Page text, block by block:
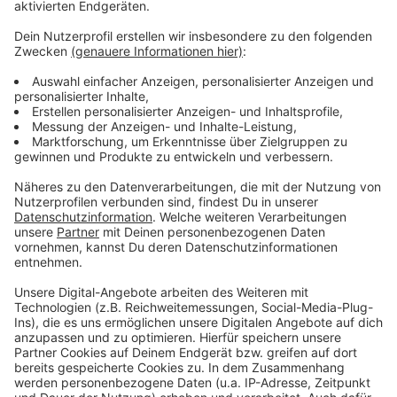
Es gibt diese Dinge im Leben, die können uns zur
Eiskratzen am frühen Morgen. Leute, die nicht
Autofahren können. Menschen, die seltsame Wörter
benutzen. Wo andere sich vor Verzweiflung das
Gesicht bis zum Bauchnabel ziehen oder ihren Kopf
Kopf von Laura Potting ein Karussell los. Irgendwo
zwischen wirren Gedanken und scharfer
Alltagsbeobachtung. Ein bisschen ausgeflippt,
meistens bunt und nie ganz ernst gemeint.
Anzeige